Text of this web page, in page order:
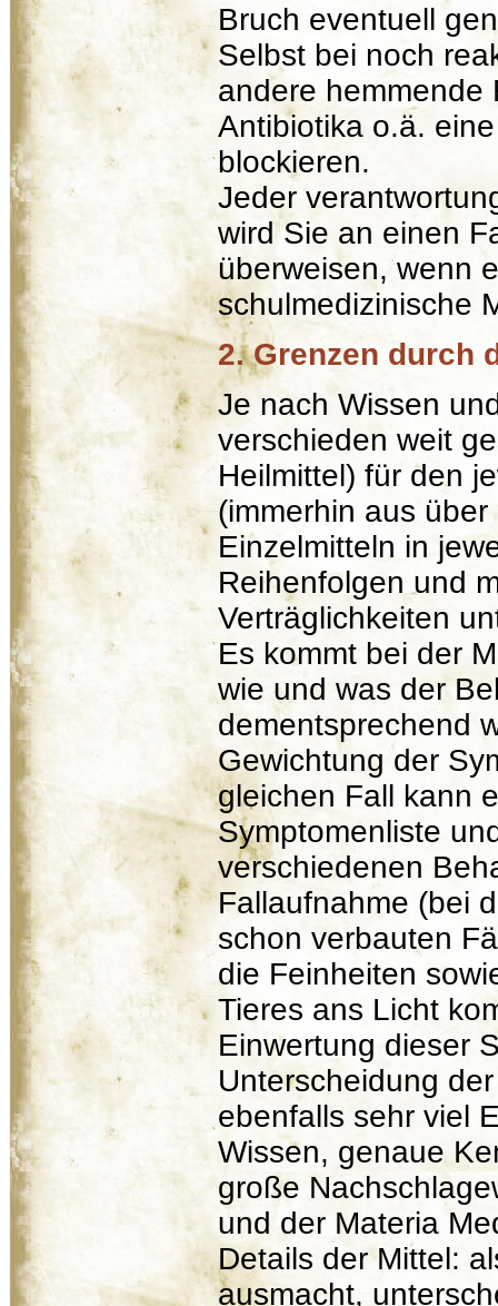
Bruch eventuell
Selbst bei noch
andere hemmende
Antibiotika o.ä.
blockieren.
Jeder
wird Sie an einen
überweisen, wenn
schulmedizinische
2. Grenzen durch
Je nach Wissen
verschieden weit
Heilmittel) für den
(immerhin aus
Einzelmitteln in
Reihenfolgen und
Verträglichkeiten
Es kommt bei der
wie und was der
dementsprechend
Gewichtung der
gleichen Fall kann
Symptomenliste
verschiedenen
Fallaufnahme (bei
schon verbauten
die Feinheiten
Tieres ans Licht
Einwertung dieser
Unterscheidung
ebenfalls sehr viel
Wissen, genaue
große
und der Materia
Details der Mittel:
ausmacht,